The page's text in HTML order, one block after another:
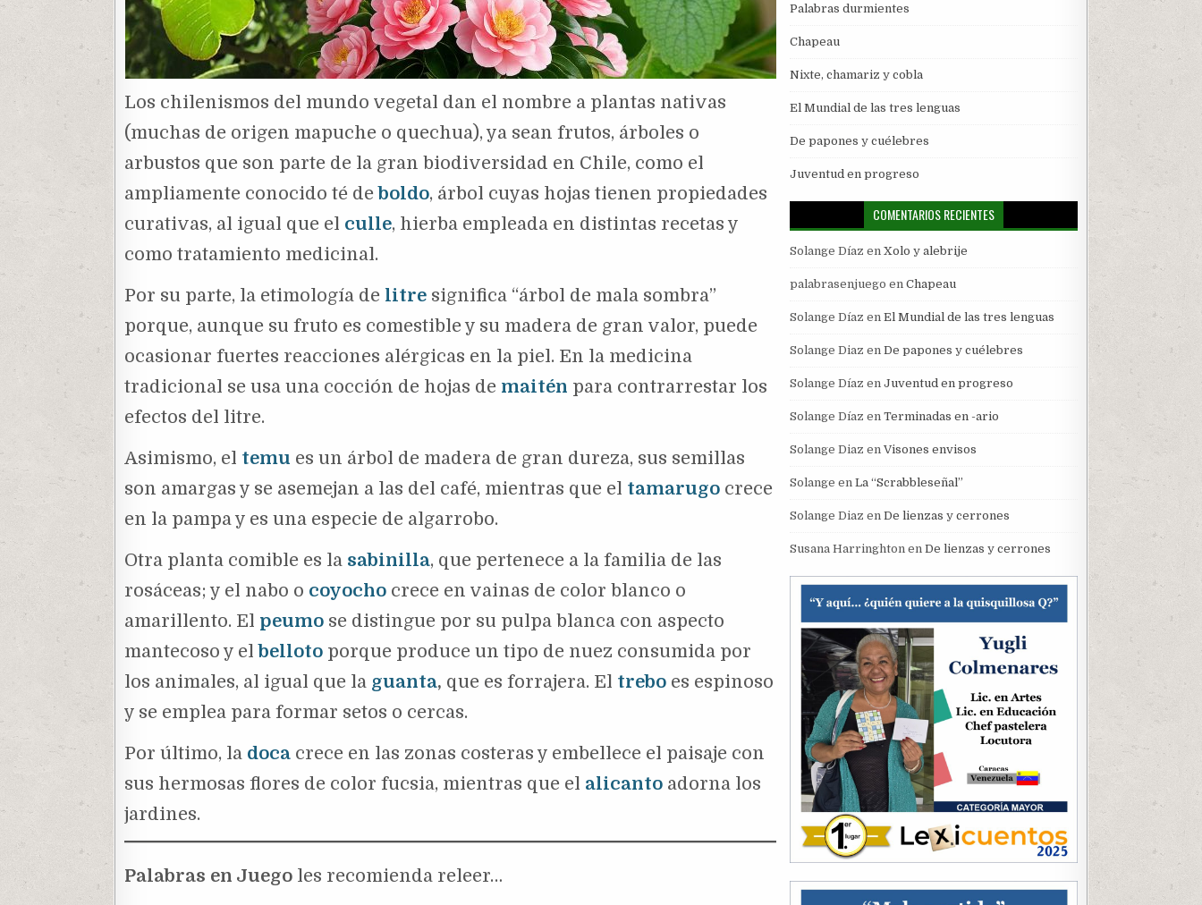
Los chilenismos del mundo vegetal dan el nombre a plantas nativas
(muchas de origen mapuche o quechua), ya sean frutos, árboles o
arbustos que son parte de la gran biodiversidad en Chile, como el
ampliamente conocido té deboldo, árbol cuyas hojas tienen propiedades
curativas, al igual que el culle, hierba empleada en distintas recetas y
como tratamiento medicinal.
Por su parte, la etimología de litre significa “árbol de mala sombra”
porque, aunque su fruto es comestible y su madera de gran valor, puede
ocasionar fuertes reacciones alérgicas en la piel. En la medicina
tradicional se usa una cocción de hojas de maitén para contrarrestar los
efectos del litre.
Asimismo, el temu es un árbol de madera de gran dureza, sus semillas
son amargas y se asemejan a las del café, mientras que el tamarugo crece
en la pampa y es una especie de algarrobo.
Otra planta comible es la sabinilla, que pertenece a la familia de las
rosáceas; y el nabo o coyocho crece en vainas de color blanco o
amarillento. El peumo se distingue por su pulpa blanca con aspecto
mantecoso y elbelloto porque produce un tipo de nuez consumida por
los animales, al igual que la guanta, que es forrajera. El trebo es espinoso
y se emplea para formar setos o cercas.
Por último, la doca crece en las zonas costeras y embellece el paisaje con
sus hermosas flores de color fucsia, mientras que el alicanto adorna los
jardines.
Palabras en Juego les recomienda releer…
Palabras durmientes
Chapeau
Nixte, chamariz y cobla
El Mundial de las tres lenguas
De papones y cuélebres
Juventud en progreso
COMENTARIOS RECIENTES
Solange Díaz enXolo y alebrije
palabrasenjuego enChapeau
Solange Díaz enEl Mundial de las tres lenguas
Solange Diaz enDe papones y cuélebres
Solange Díaz enJuventud en progreso
Solange Díaz enTerminadas en -ario
Solange Diaz enVisones envisos
Solange enLa “Scrabbleseñal”
Solange Diaz enDe lienzas y cerrones
Susana Harringhton enDe lienzas y cerrones